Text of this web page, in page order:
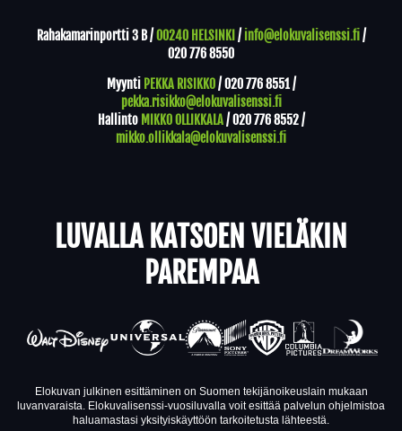
Rahakamarinportti 3 B /00240 HELSINKI / info@elokuvalisenssi.fi/
020 776 8550
Myynti PEKKA RISIKKO/020 776 8551/
pekka.risikko@elokuvalisenssi.fi
Hallinto MIKKO OLLIKKALA/020 776 8552/
mikko.ollikkala@elokuvalisenssi.fi
LUVALLA KATSOEN VIELÄKIN
PAREMPAA
Elokuvan julkinen esittäminen on Suomen tekijänoikeuslain mukaan
luvanvaraista. Elokuvalisenssi-vuosiluvalla voit esittää palvelun ohjelmistoa
haluamastasi yksityiskäyttöön tarkoitetusta lähteestä.